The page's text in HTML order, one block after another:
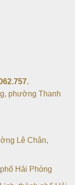
phường Thanh
Lê Chân,
Hải Phòng